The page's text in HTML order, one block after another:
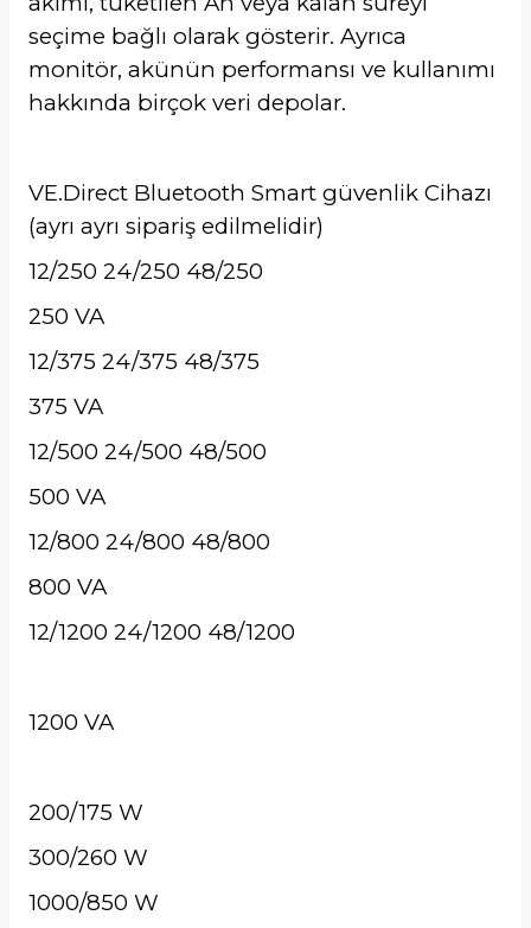
seçime bağlı olarak gösterir. Ayrıca
monitör, akünün performansı ve kullanımı
hakkında birçok veri depolar.
VE.Direct Bluetooth Smart güvenlik Cihazı
(ayrı ayrı sipariş edilmelidir)
12/250 24/250 48/250
250 VA
12/375 24/375 48/375
375 VA
12/500 24/500 48/500
500 VA
12/800 24/800 48/800
800 VA
12/1200 24/1200 48/1200
1200 VA
200/175 W
300/260 W
1000/850 W